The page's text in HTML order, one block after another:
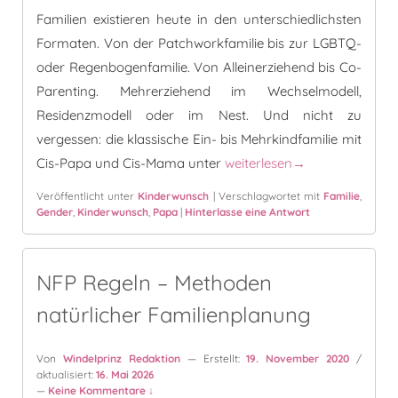
Familien existieren heute in den unterschiedlichsten
Formaten. Von der Patchworkfamilie bis zur LGBTQ-
oder Regenbogenfamilie. Von Alleinerziehend bis Co-
Parenting. Mehrerziehend im Wechselmodell,
Residenzmodell oder im Nest. Und nicht zu
vergessen: die klassische Ein- bis Mehrkindfamilie mit
Cis-Papa und Cis-Mama unterLGBTQ und Kinderwunsch
weiterlesen →
Veröffentlicht unter Kinderwunsch | Verschlagwortet mit Familie,
Gender Kinderwunsch Papa | Hinterlasse eine Antwort
NFP Regeln – Methoden
natürlicher Familienplanung
VonWindelprinz Redaktion — Erstellt:19. November 2020/
aktualisiert:16. Mai 2026
— Keine Kommentare ↓